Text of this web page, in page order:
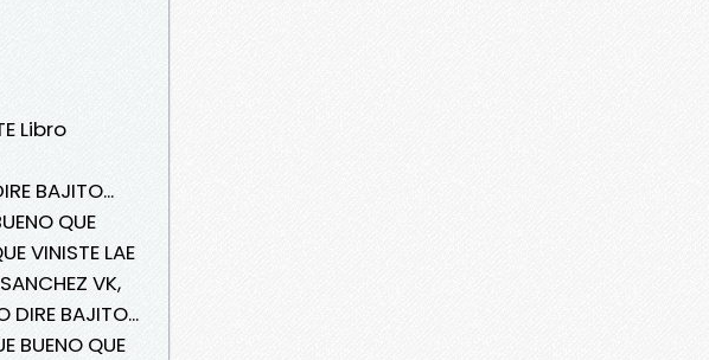
Libro
BAJITO...
QUE
VINISTE LAE
VK,
DIRE BAJITO...
BUENO QUE